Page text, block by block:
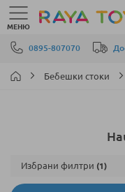
Прескачане към
0895-807070
МЕНЮ
Бебешки стоки
Избрани филтри